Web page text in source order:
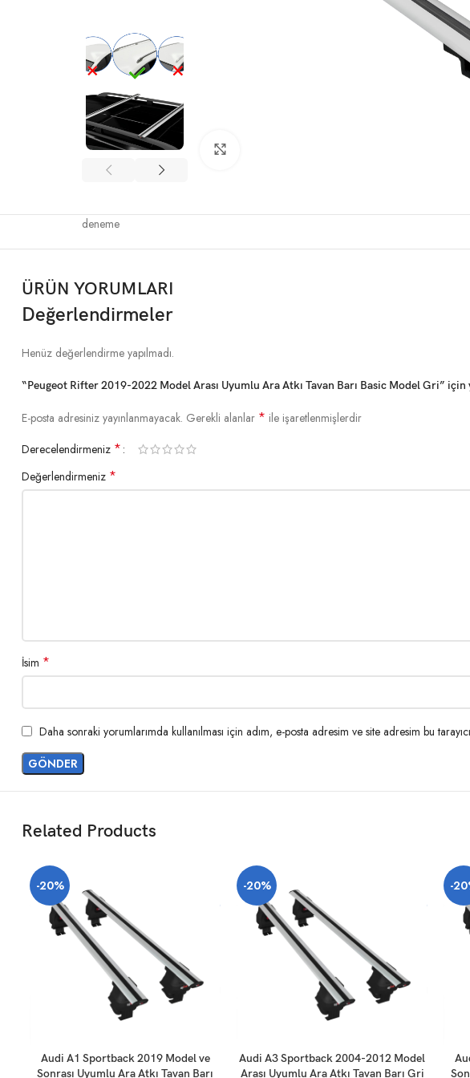
deneme
ÜRÜN YORUMLARI
Değerlendirmeler
Henüz değerlendirme yapılmadı.
“Peugeot Rifter 2019-2022 Model Arası Uyumlu Ara Atkı Tavan Barı Basic Model Gri”
E-posta adresiniz yayınlanmayacak. Gerekli alanlar * ile işaretlenmişlerdir
Derecelendirmeniz *
Değerlendirmeniz *
İsim *
Daha sonraki yorumlarımda kullanılması için adım, e-posta adresim ve site adresim bu
Related Products
-20%
SEPETE EKLE
Audi A1 Sportback 2019 Model ve
Sonrası Uyumlu Ara Atkı Tavan Barı
-20%
SEPETE EKLE
Audi A3 Sportback 2004-2012 Model
Arası Uyumlu Ara Atkı Tavan Barı Gri
-